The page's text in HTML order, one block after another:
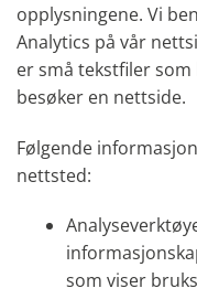
opplysningene. Vi
Analytics på vår
er små tekstfiler
besøker en nettside.
Følgende
nettsted:
som viser